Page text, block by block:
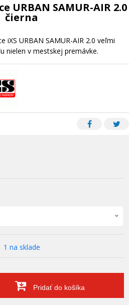
1 na sklade
Pridať do košíka
URBAN SAMUR-AIR 2.0
čierna
iXS URBAN SAMUR-AIR 2.0 veľmi
nielen v mestskej premávke.